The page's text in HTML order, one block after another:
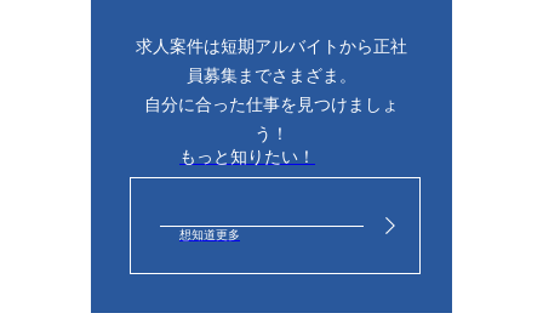
求人案件は短期アルバイトから正社
員募集までさまざま。
自分に合った仕事を見つけましょ
う！
もっと知りたい！
想知道更多